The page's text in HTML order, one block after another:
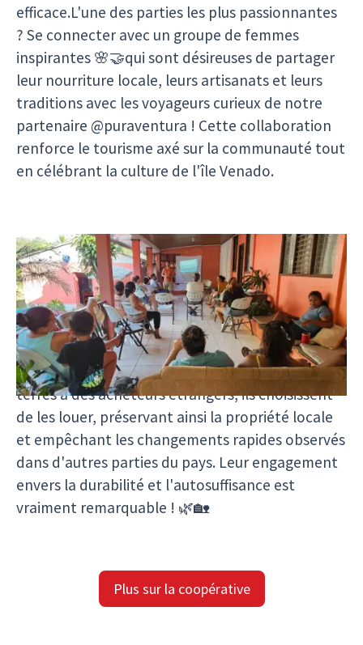
efficace.L'une des parties les plus passionnantes
? Se connecter avec un groupe de femmes
inspirantes 🌸🤝qui sont désireuses de partager
leur nourriture locale, leurs artisanats et leurs
traditions avec les voyageurs curieux de notre
partenaire @puraventura ! Cette collaboration
renforce le tourisme axé sur la communauté tout
en célébrant la culture de l'île Venado.
Nous avons également pu constater comment
les habitants prennent en charge l'avenir de leur
île en privilégiant un développement
écoresponsable et en maintenant les
investissements - en particulier dans l'immobilier
- au sein de la communauté. Au lieu de vendre des
terres à des acheteurs étrangers, ils choisissent
de les louer, préservant ainsi la propriété locale
et empêchant les changements rapides observés
dans d'autres parties du pays. Leur engagement
envers la durabilité et l'autosuffisance est
vraiment remarquable ! 🌿🏡
Plus sur la coopérative